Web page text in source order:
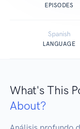
EPISODES
Spanish
LANGUAGE
What's This
About?